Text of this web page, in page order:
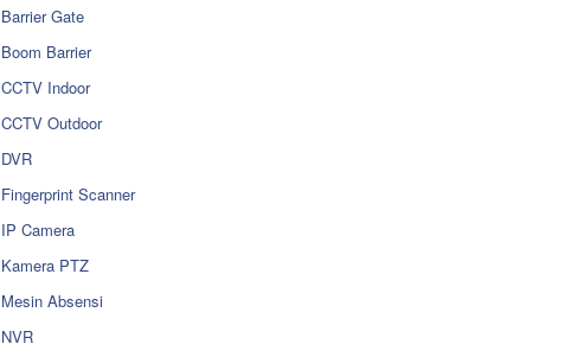
Barrier Gate
Boom Barrier
CCTV Indoor
CCTV Outdoor
DVR
Fingerprint Scanner
IP Camera
Kamera PTZ
Mesin Absensi
NVR